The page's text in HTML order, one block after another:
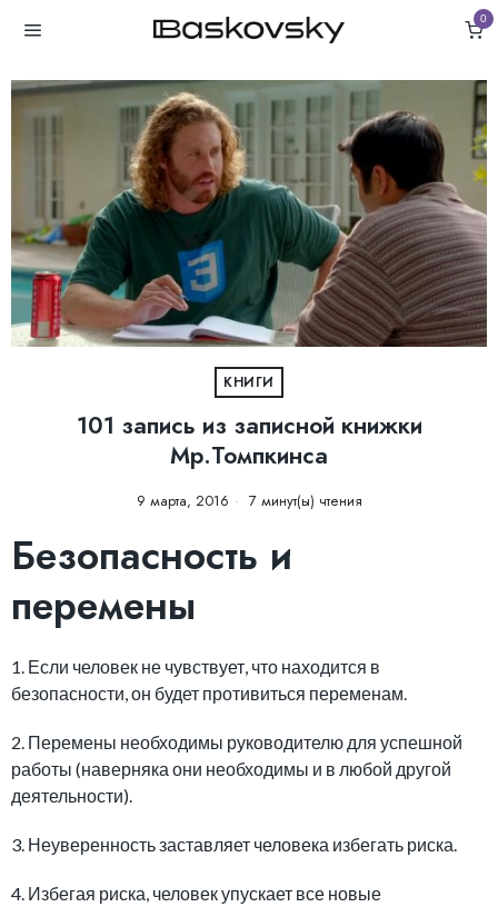
0
КНИГИ
101 запись из записной книжки
Мр.Томпкинса
9 марта, 2016 7 минут(ы) чтения
Безопасность и
перемены
1. Если человек не чувствует, что находится в
безопасности, он будет противиться переменам.
2. Перемены необходимы руководителю для успешной
работы (наверняка они необходимы и в любой другой
деятельности).
3. Неуверенность заставляет человека избегать риска.
4. Избегая риска, человек упускает все новые